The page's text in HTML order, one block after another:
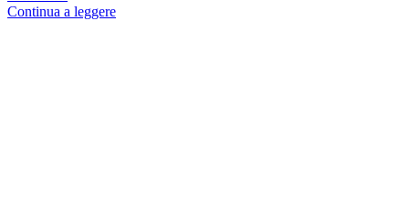
Continua a leggere